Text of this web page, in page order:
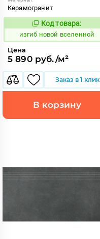
Керамогранит
570638
Код товара:
изгиб новой вселенной
Цена
5 890 руб./м²
Заказ в 1 клик
В корзину